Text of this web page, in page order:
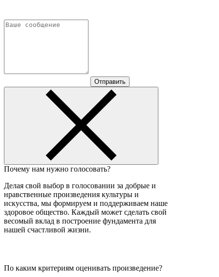
Отправить
Почему нам нужно голосовать?
Делая свой выбор в голосовании за добрые и
нравственные произведения культуры и
искусства, мы формируем и поддерживаем наше
здоровое общество. Каждый может сделать свой
весомый вклад в построение фундамента для
нашей счастливой жизни.
По каким критериям оценивать произведение?